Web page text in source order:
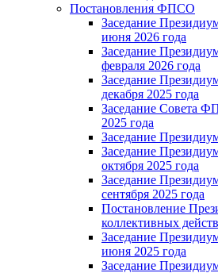
Постановления ФПСО
Заседание
июня 2026 года
Заседание
февраля 2026 года
Заседание
декабря 2025 года
Заседание Совета
2025 года
Заседание
Заседание
октября 2025 года
Заседание
сентября 2025 года
Постановление
коллективных
Заседание
июня 2025 года
Заседание